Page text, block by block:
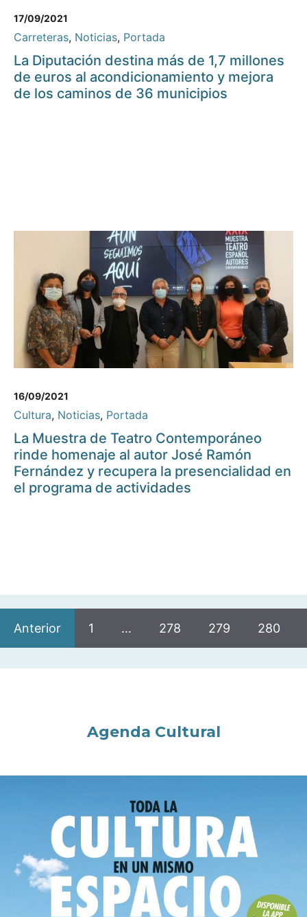
17/09/2021
Carreteras, Noticias, Portada
La Diputación destina más de 1,7 millones
de euros al acondicionamiento y mejora
de los caminos de 36 municipios
16/09/2021
Cultura, Noticias, Portada
La Muestra de Teatro Contemporáneo
rinde homenaje al autor José Ramón
Fernández y recupera la presencialidad en
el programa de actividades
Anterior 1 … 278 279 280
Agenda Cultural